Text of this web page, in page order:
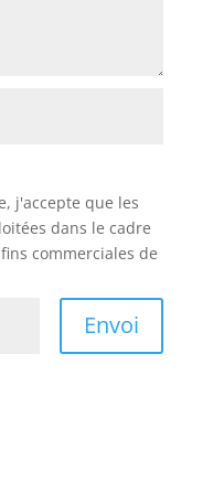
j'accepte que les
dans le cadre
commerciales de
Envoi